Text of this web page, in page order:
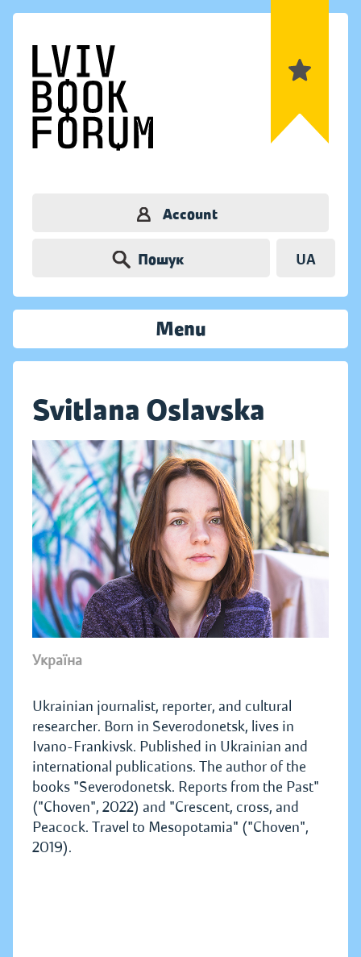
Account
Пошук UA
Menu
Svitlana Oslavska
Україна
Ukrainian journalist, reporter, and cultural
researcher. Born in Severodonetsk, lives in
Ivano-Frankivsk. Published in Ukrainian and
international publications. The author of the
books "Severodonetsk. Reports from the Past"
("Choven", 2022) and "Crescent, cross, and
Peacock. Travel to Mesopotamia" ("Choven",
2019).